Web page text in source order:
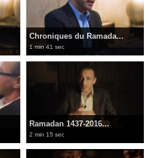
Chroniques du Ramada...
1 min 41 sec
Ramadan 1437-2016...
2 min 15 sec